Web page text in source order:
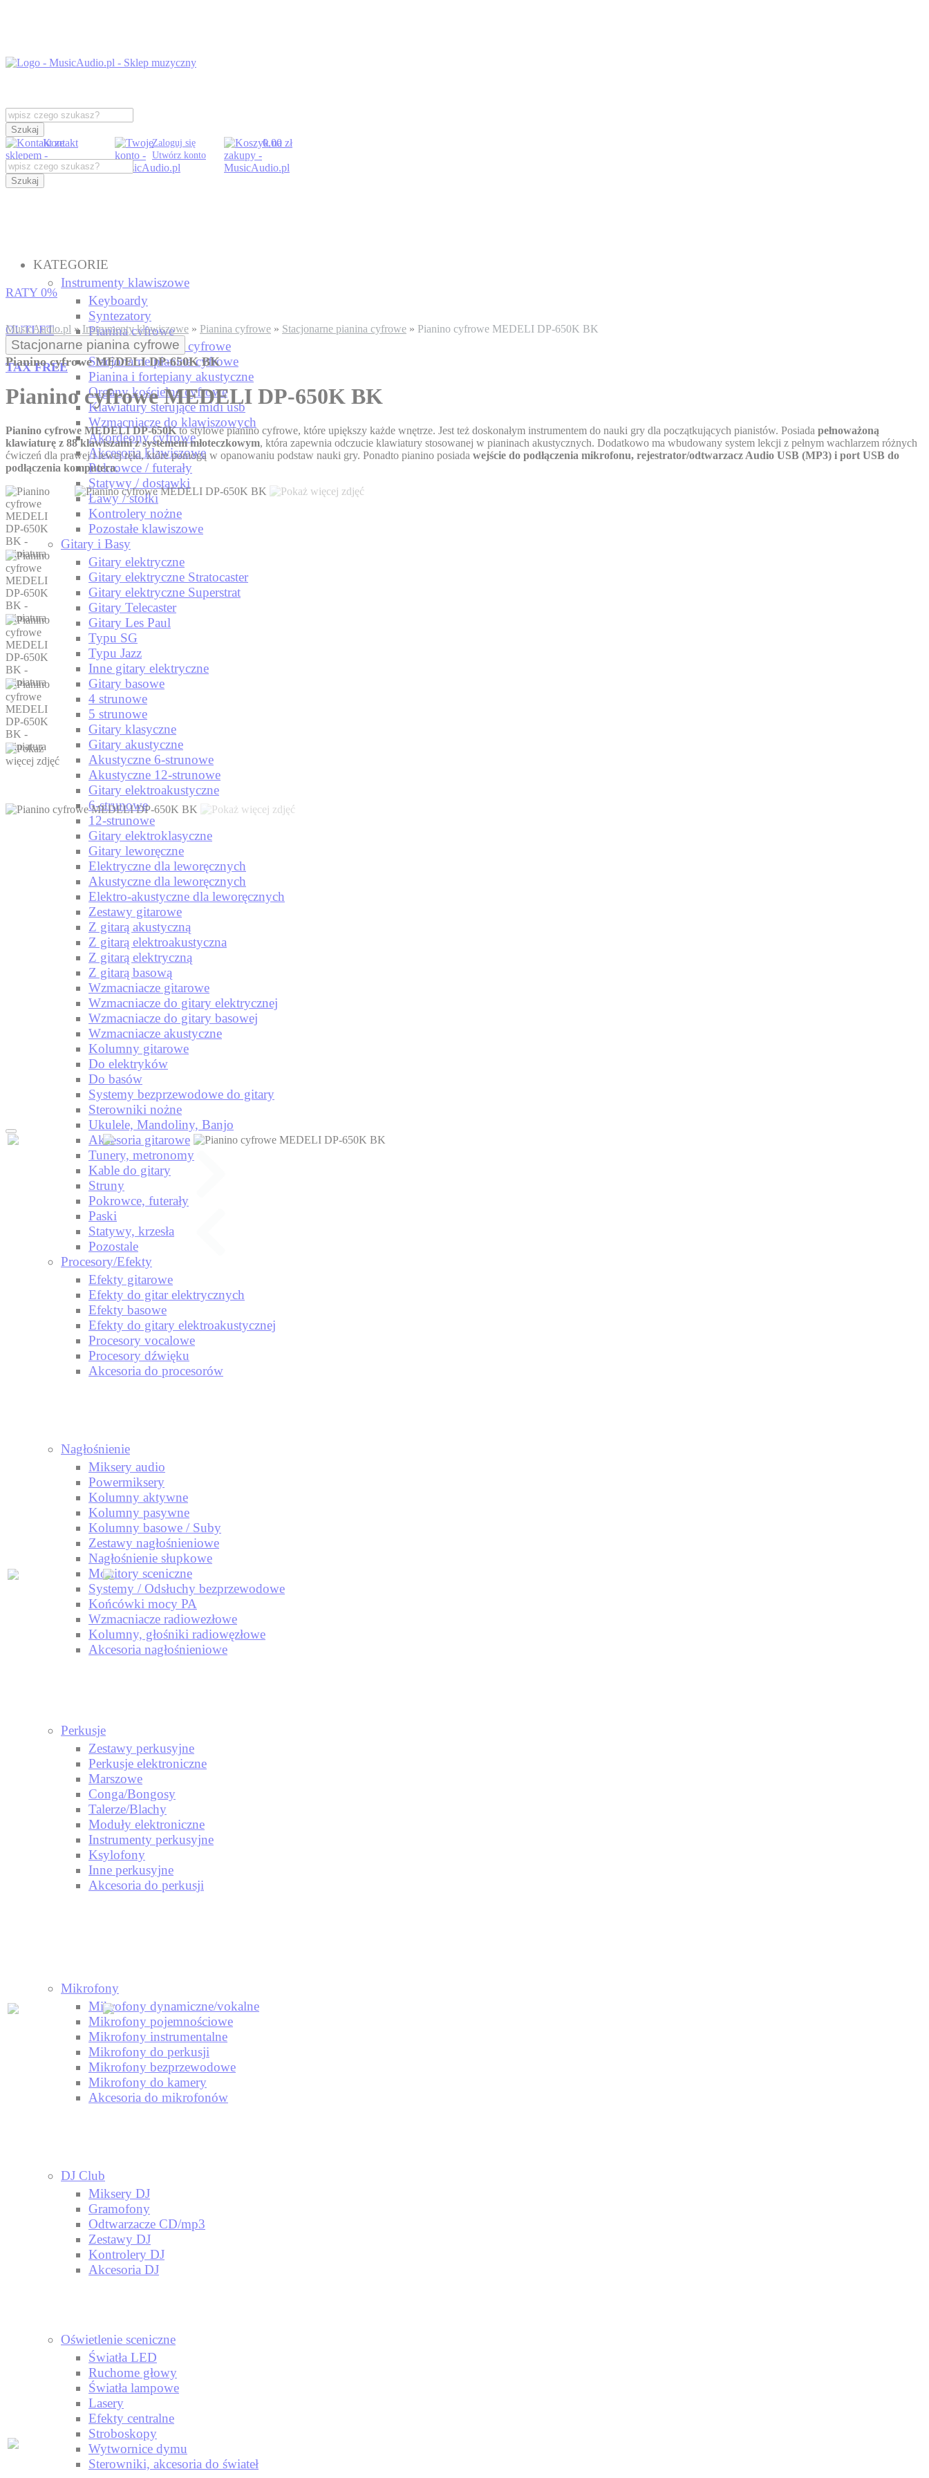
Szukaj
Kontakt
Zaloguj się
Utwórz konto
0,00 zł
Szukaj
KATEGORIE
Instrumenty klawiszowe
Keyboardy
Syntezatory
Pianina cyfrowe
Przenośne pianina cyfrowe
Stacjonarne pianina cyfrowe
Pianina i fortepiany akustyczne
Organy kościelne cyfrowe
Klawiatury sterujące midi usb
Wzmacniacze do klawiszowych
Akordeony cyfrowe
Akcesoria klawiszowe
Pokrowce / futerały
Statywy / dostawki
Ławy / stołki
Kontrolery nożne
Pozostałe klawiszowe
Gitary i Basy
Gitary elektryczne
Gitary elektryczne Stratocaster
Gitary elektryczne Superstrat
Gitary Telecaster
Gitary Les Paul
Typu SG
Typu Jazz
Inne gitary elektryczne
Gitary basowe
4 strunowe
5 strunowe
Gitary klasyczne
Gitary akustyczne
Akustyczne 6-strunowe
Akustyczne 12-strunowe
Gitary elektroakustyczne
6-strunowe
12-strunowe
Gitary elektroklasyczne
Gitary leworęczne
Elektryczne dla leworęcznych
Akustyczne dla leworęcznych
Elektro-akustyczne dla leworęcznych
Zestawy gitarowe
Z gitarą akustyczną
Z gitarą elektroakustyczna
Z gitarą elektryczną
Z gitarą basową
Wzmacniacze gitarowe
Wzmacniacze do gitary elektrycznej
Wzmacniacze do gitary basowej
Wzmacniacze akustyczne
Kolumny gitarowe
Do elektryków
Do basów
Systemy bezprzewodowe do gitary
Sterowniki nożne
Ukulele, Mandoliny, Banjo
Akcesoria gitarowe
Tunery, metronomy
Kable do gitary
Struny
Pokrowce, futerały
Paski
Statywy, krzesła
Pozostale
Procesory/Efekty
Efekty gitarowe
Efekty do gitar elektrycznych
Efekty basowe
Efekty do gitary elektroakustycznej
Procesory vocalowe
Procesory dźwięku
Akcesoria do procesorów
Nagłośnienie
Miksery audio
Powermiksery
Kolumny aktywne
Kolumny pasywne
Kolumny basowe / Suby
Zestawy nagłośnieniowe
Nagłośnienie słupkowe
Monitory sceniczne
Systemy / Odsłuchy bezprzewodowe
Końcówki mocy PA
Wzmacniacze radiowezłowe
Kolumny, głośniki radiowęzłowe
Akcesoria nagłośnieniowe
Perkusje
Zestawy perkusyjne
Perkusje elektroniczne
Marszowe
Conga/Bongosy
Talerze/Blachy
Moduły elektroniczne
Instrumenty perkusyjne
Ksylofony
Inne perkusyjne
Akcesoria do perkusji
Mikrofony
Mikrofony dynamiczne/vokalne
Mikrofony pojemnościowe
Mikrofony instrumentalne
Mikrofony do perkusji
Mikrofony bezprzewodowe
Mikrofony do kamery
Akcesoria do mikrofonów
DJ Club
Miksery DJ
Gramofony
Odtwarzacze CD/mp3
Zestawy DJ
Kontrolery DJ
Akcesoria DJ
Oświetlenie sceniczne
Światła LED
Ruchome głowy
Światła lampowe
Lasery
Efekty centralne
Stroboskopy
Wytwornice dymu
Sterowniki, akcesoria do świateł
RATY 0%
OUTLET
TAX FREE
MusicAudio.pl » Instrumenty klawiszowe » Pianina cyfrowe » Stacjonarne pianina cyfrowe » Pianino cyfrowe MEDELI DP-650K BK
Stacjonarne pianina cyfrowe
Pianino cyfrowe MEDELI DP-650K BK
Pianino cyfrowe MEDELI DP-650K BK
Pianino cyfrowe MEDELI DP-650Kto stylowe pianino cyfrowe, które upiększy każde wnętrze. Jest też doskonałym instrumentem do nauki gry dla początkujących pianistów. Posiada pełnoważoną
klawiaturę z 88 klawiszami z systemem młoteczkowym, która zapewnia odczucie klawiatury stosowanej w pianinach akustycznych. Dodatkowo ma wbudowany system lekcji z pełnym wachlarzem różnych
ćwiczeń dla prawej i lewej ręki, które pomogą w opanowaniu podstaw nauki gry. Ponadto pianino posiada wejście do podłączenia mikrofonu, rejestrator/odtwarzacz Audio USB (MP3) i port USB do
podłączenia komputera.